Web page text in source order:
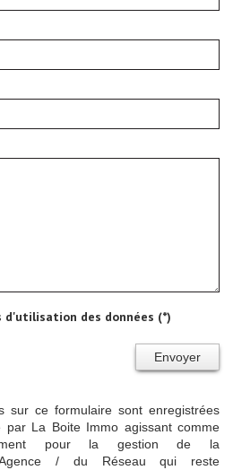
d'utilisation des données (*)
Envoyer
sur ce formulaire sont enregistrées
par La Boite Immo agissant comme
pour la gestion de la
/ du Réseau qui reste